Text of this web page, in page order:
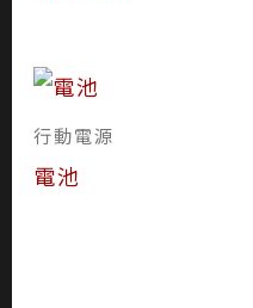
行動電源
電池